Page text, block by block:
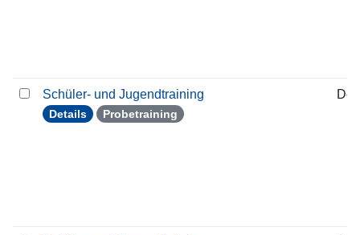
Schüler- und Jugendtraining
Details Probetraining